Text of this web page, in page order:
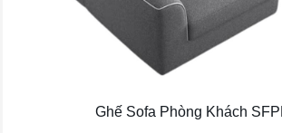
Ghế Sofa Phòng Khách